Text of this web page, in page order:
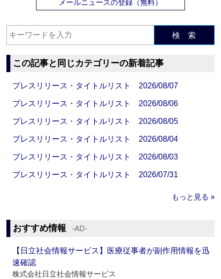
メールニュースの登録（無料）
検 索
この記事と同じカテゴリーの新着記事
プレスリリース・タイトルリスト 2026/08/07
プレスリリース・タイトルリスト 2026/08/06
プレスリリース・タイトルリスト 2026/08/05
プレスリリース・タイトルリスト 2026/08/04
プレスリリース・タイトルリスト 2026/08/03
プレスリリース・タイトルリスト 2026/07/31
もっと見る »
おすすめ情報 ‐AD‐
【日立社会情報サービス】医療従事者が副作用情報を迅
速確認
株式会社日立社会情報サービス